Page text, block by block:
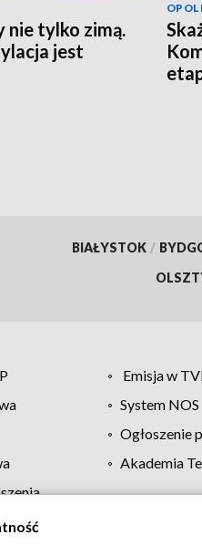
nie tylko zimą.
jest
BIAŁYSTOK /
Emisja w
System NOS
Ogłoszenie
Akademia